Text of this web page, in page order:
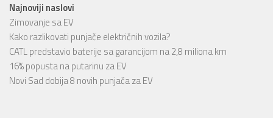
Najnoviji naslovi
Zimovanje sa EV
Kako razlikovati punjače električnih vozila?
CATL predstavio baterije sa garancijom na 2,8 miliona km
16% popusta na putarinu za EV
Novi Sad dobija 8 novih punjača za EV